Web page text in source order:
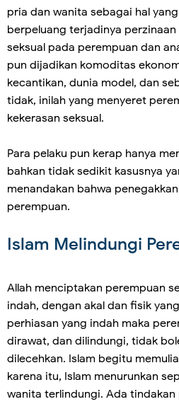
pria dan wanita sebagai hal
berpeluang terjadinya
seksual pada perempuan dan
pun dijadikan komoditas
kecantikan, dunia model, dan
tidak, inilah yang menyeret
kekerasan seksual.
Para pelaku pun kerap hanya
bahkan tidak sedikit kasusnya
menandakan bahwa
perempuan.
Islam Melindungi
Allah menciptakan perempuan
indah, dengan akal dan fisik
perhiasan yang indah maka
dirawat, dan dilindungi, tidak
dilecehkan. Islam begitu
karena itu, Islam menurunkan
wanita terlindungi. Ada